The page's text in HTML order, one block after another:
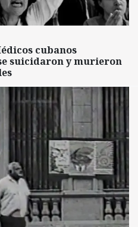
cubanos
suicidaron y murieron